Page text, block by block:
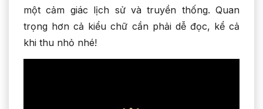
một cảm giác lịch sử và truyền thống. Quan
trọng hơn cả kiểu chữ cần phải dễ đọc, kể cả
khi thu nhỏ nhé!